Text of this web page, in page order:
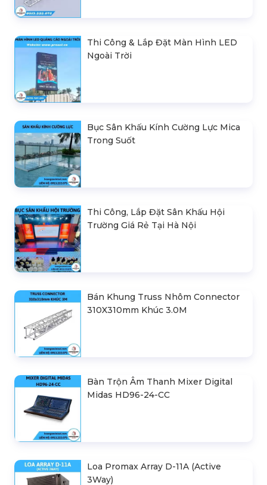
Thi Công & Lắp Đặt Màn Hình LED
Ngoài Trời
Bục Sân Khấu Kính Cường Lực Mica
Trong Suốt
Thi Công, Lắp Đặt Sân Khấu Hội
Trường Giá Rẻ Tại Hà Nội
Bán Khung Truss Nhôm Connector
310X310mm Khúc 3.0M
Bàn Trộn Âm Thanh Mixer Digital
Midas HD96-24-CC
Loa Promax Array D-11A (Active
3Way)